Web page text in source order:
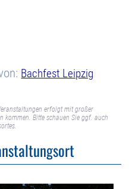
Bachfest Leipzig
erfolgt mit großer
kommen. Bitte schauen Sie ggf. auch